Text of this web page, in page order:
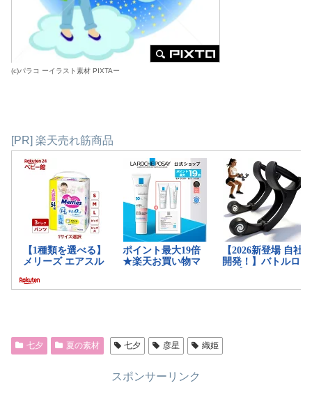
(c)パラコ ーイラスト素材 PIXTAー
[PR] 楽天売れ筋商品
七夕 夏の素材 七夕 彦星 織姫
スポンサーリンク